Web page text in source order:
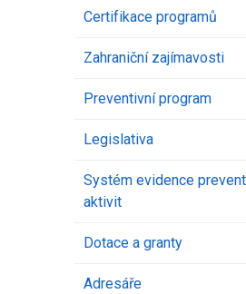
Certifikace programů
Zahraniční zajímavosti
Preventivní program
Legislativa
Systém evidence
aktivit
Dotace a granty
Adresáře